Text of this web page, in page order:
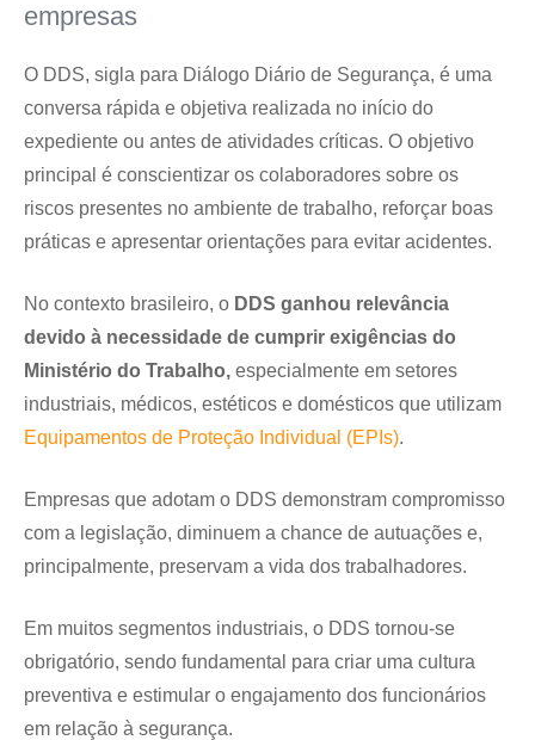
empresas
O DDS, sigla para Diálogo Diário de Segurança, é uma
conversa rápida e objetiva realizada no início do
expediente ou antes de atividades críticas. O objetivo
principal é conscientizar os colaboradores sobre os
riscos presentes no ambiente de trabalho, reforçar boas
práticas e apresentar orientações para evitar acidentes.
No contexto brasileiro, o DDS ganhou relevância
devido à necessidade de cumprir exigências do
Ministério do Trabalho, especialmente em setores
industriais, médicos, estéticos e domésticos que utilizam
Equipamentos de Proteção Individual (EPIs).
Empresas que adotam o DDS demonstram compromisso
com a legislação, diminuem a chance de autuações e,
principalmente, preservam a vida dos trabalhadores.
Em muitos segmentos industriais, o DDS tornou-se
obrigatório, sendo fundamental para criar uma cultura
preventiva e estimular o engajamento dos funcionários
em relação à segurança.